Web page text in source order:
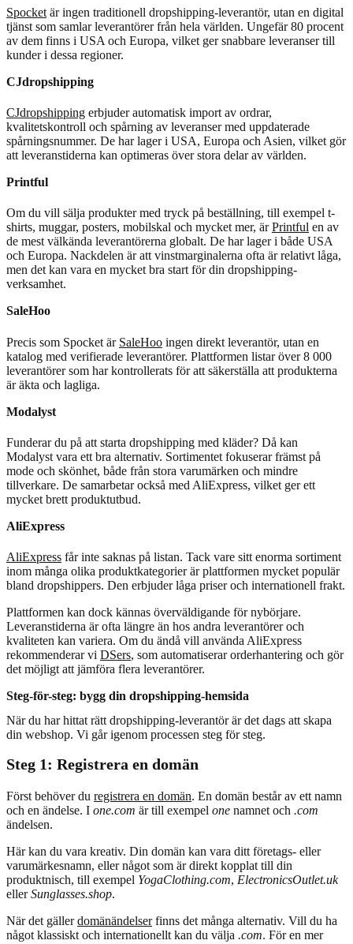
Spocket är ingen traditionell dropshipping-leverantör, utan en digital
tjänst som samlar leverantörer från hela världen. Ungefär 80 procent
av dem finns i USA och Europa, vilket ger snabbare leveranser till
kunder i dessa regioner.
CJdropshipping
CJdropshipping erbjuder automatisk import av ordrar,
kvalitetskontroll och spårning av leveranser med uppdaterade
spårningsnummer. De har lager i USA, Europa och Asien, vilket gör
att leveranstiderna kan optimeras över stora delar av världen.
Printful
Om du vill sälja produkter med tryck på beställning, till exempel t-
shirts, muggar, posters, mobilskal och mycket mer, ärPrintful en av
de mest välkända leverantörerna globalt. De har lager i både USA
och Europa. Nackdelen är att vinstmarginalerna ofta är relativt låga,
men det kan vara en mycket bra start för din dropshipping-
verksamhet.
SaleHoo
Precis som Spocket är SaleHoo ingen direkt leverantör, utan en
katalog med verifierade leverantörer. Plattformen listar över 8 000
leverantörer som har kontrollerats för att säkerställa att produkterna
är äkta och lagliga.
Modalyst
Funderar du på att starta dropshipping med kläder? Då kan
Modalyst vara ett bra alternativ. Sortimentet fokuserar främst på
mode och skönhet, både från stora varumärken och mindre
tillverkare. De samarbetar också med AliExpress, vilket ger ett
mycket brett produktutbud.
AliExpress
AliExpress får inte saknas på listan. Tack vare sitt enorma sortiment
inom många olika produktkategorier är plattformen mycket populär
bland dropshippers. Den erbjuder låga priser och internationell frakt.
Plattformen kan dock kännas överväldigande för nybörjare.
Leveranstiderna är ofta längre än hos andra leverantörer och
kvaliteten kan variera. Om du ändå vill använda AliExpress
rekommenderar vi DSers, som automatiserar orderhantering och gör
det möjligt att jämföra flera leverantörer.
Steg-för-steg: bygg din dropshipping-hemsida
När du har hittat rätt dropshipping-leverantör är det dags att skapa
din webshop. Vi går igenom processen steg för steg.
Steg 1: Registrera en domän
Först behöver du registrera en domän. En domän består av ett namn
och en ändelse. I one.com är till exempel one namnet och .com
ändelsen.
Här kan du vara kreativ. Din domän kan vara ditt företags- eller
varumärkesnamn, eller något som är direkt kopplat till din
produktnisch, till exempel YogaClothing.com, ElectronicsOutlet.uk
ellerSunglasses.shop.
När det gällerdomänändelserfinns det många alternativ. Vill du ha
något klassiskt och internationellt kan du välja .com. För en mer